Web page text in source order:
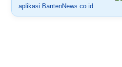
aplikasi BantenNews.co.id